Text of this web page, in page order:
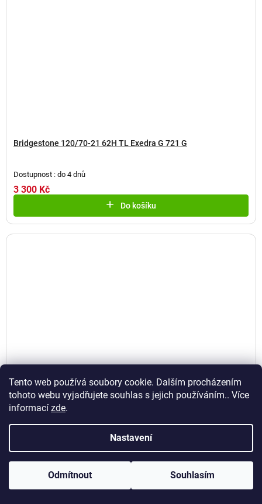
Tento web používá soubory cookie. Dalším procházením
tohoto webu vyjadřujete souhlas s jejich používáním.. Více
informací zde.
Nastavení
Odmítnout Souhlasím
Bridgestone 120/70-21 62H TL Exedra G 721 G
Dostupnost : do 4 dnů
3 300 Kč
Do košíku
Bridgestone 130/60-21 63H TL Battlecruise H 50